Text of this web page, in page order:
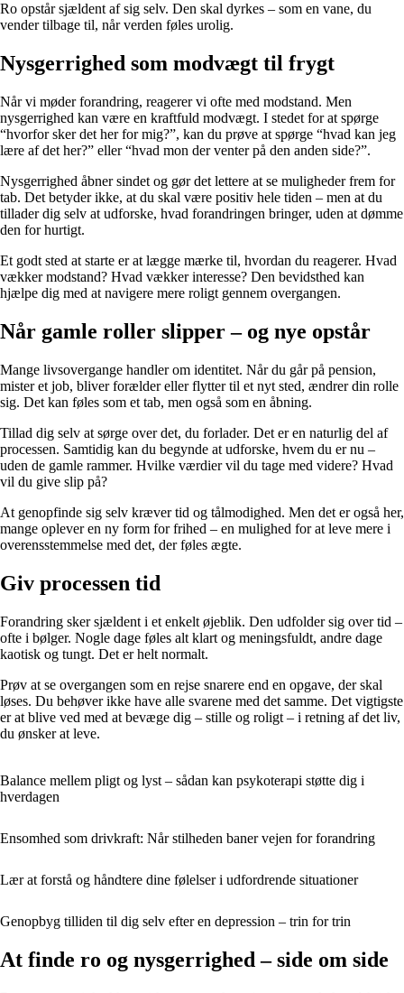
Ro opstår sjældent af sig selv. Den skal dyrkes – som en vane, du
vender tilbage til, når verden føles urolig.
Nysgerrighed som modvægt til frygt
Når vi møder forandring, reagerer vi ofte med modstand. Men
nysgerrighed kan være en kraftfuld modvægt. I stedet for at spørge
“hvorfor sker det her for mig?”, kan du prøve at spørge “hvad kan jeg
lære af det her?” eller “hvad mon der venter på den anden side?”.
Nysgerrighed åbner sindet og gør det lettere at se muligheder frem for
tab. Det betyder ikke, at du skal være positiv hele tiden – men at du
tillader dig selv at udforske, hvad forandringen bringer, uden at dømme
den for hurtigt.
Et godt sted at starte er at lægge mærke til, hvordan du reagerer. Hvad
vækker modstand? Hvad vækker interesse? Den bevidsthed kan
hjælpe dig med at navigere mere roligt gennem overgangen.
Når gamle roller slipper – og nye opstår
Mange livsovergange handler om identitet. Når du går på pension,
mister et job, bliver forælder eller flytter til et nyt sted, ændrer din rolle
sig. Det kan føles som et tab, men også som en åbning.
Tillad dig selv at sørge over det, du forlader. Det er en naturlig del af
processen. Samtidig kan du begynde at udforske, hvem du er nu –
uden de gamle rammer. Hvilke værdier vil du tage med videre? Hvad
vil du give slip på?
At genopfinde sig selv kræver tid og tålmodighed. Men det er også her,
mange oplever en ny form for frihed – en mulighed for at leve mere i
overensstemmelse med det, der føles ægte.
Giv processen tid
Forandring sker sjældent i et enkelt øjeblik. Den udfolder sig over tid –
ofte i bølger. Nogle dage føles alt klart og meningsfuldt, andre dage
kaotisk og tungt. Det er helt normalt.
Prøv at se overgangen som en rejse snarere end en opgave, der skal
løses. Du behøver ikke have alle svarene med det samme. Det vigtigste
er at blive ved med at bevæge dig – stille og roligt – i retning af det liv,
du ønsker at leve.
Balance mellem pligt og lyst – sådan kan psykoterapi støtte dig i
hverdagen
Ensomhed som drivkraft: Når stilheden baner vejen for forandring
Lær at forstå og håndtere dine følelser i udfordrende situationer
Genopbyg tilliden til dig selv efter en depression – trin for trin
At finde ro og nysgerrighed – side om side